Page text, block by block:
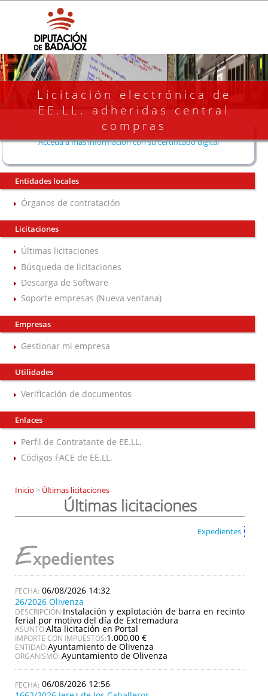
Licitación electrónica de
EE.LL. adheridas central
compras
Acceda a más información con su certificado digital
Entidades locales
Órganos de contratación
Licitaciones
Últimas licitaciones
Búsqueda de licitaciones
Descarga de Software
Soporte empresas (Nueva ventana)
Empresas
Gestionar mi empresa
Utilidades
Verificación de documentos
Enlaces
Perfil de Contratante de EE.LL.
Códigos FACE de EE.LL.
Inicio > Últimas licitaciones
Últimas licitaciones
Expedientes
Expedientes
06/08/2026 14:32
26/2026 Olivenza
DESCRIPCIÓN:Instalación y explotación de barra en recinto
ferial por motivo del día de Extremadura
ASUNTO:Alta licitación en Portal
IMPORTE CON IMPUESTOS:1.000,00 €
ENTIDAD:Ayuntamiento de Olivenza
ORGANISMO: Ayuntamiento de Olivenza
06/08/2026 12:56